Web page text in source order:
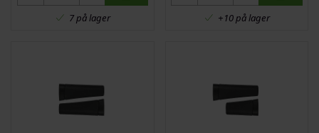
7 på lager +10 på lager